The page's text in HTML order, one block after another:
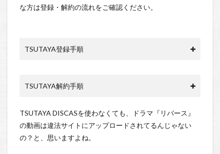
な方は登録・解約の流れをご確認ください。
TSUTAYA登録手順
TSUTAYA解約手順
TSUTAYA DISCASを使わなくても、ドラマ『リバース』
の動画は違法サイトにアップロードされてるんじゃない
の？と、思いますよね。